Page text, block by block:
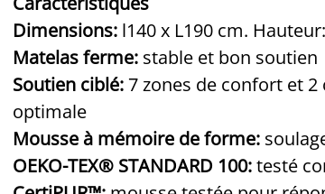
Dimensions: l140 x L190 cm.
Matelas ferme: stable et bon soutien
Soutien ciblé:7 zones de confort et
optimale
Mousse à mémoire de forme:
OEKO-TEX® STANDARD 100:testé